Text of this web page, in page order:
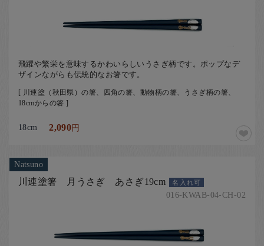
飛躍や繁栄を意味するかわいらしいうさぎ柄です。ポップなデ
ザインながらも伝統的なお箸です。
[ 川連塗（秋田県）の箸、四角の箸、動物柄の箸、うさぎ柄の箸、
18cmからの箸 ]
18cm 2,090円
Natsuno
川連塗箸 月うさぎ あさぎ19cm 名入れ可
016-KWAB-04-CH-02